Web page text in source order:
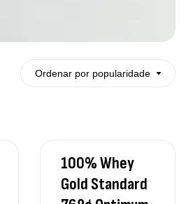
Ordenar por popularidade
100% Whey
Gold Standard